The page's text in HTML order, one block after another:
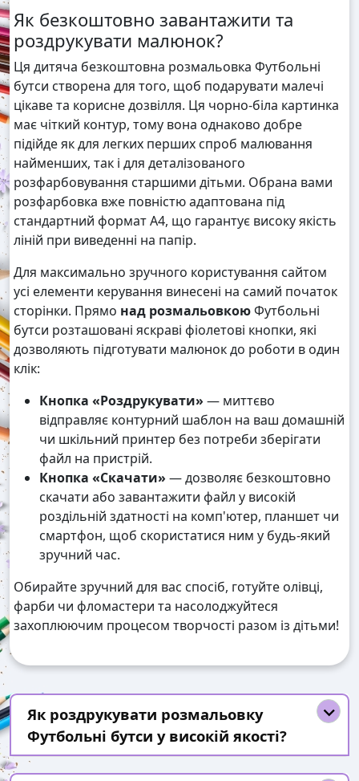
Як безкоштовно завантажити та
роздрукувати малюнок?
Ця дитяча безкоштовна розмальовка Футбольні
бутси створена для того, щоб подарувати малечі
цікаве та корисне дозвілля. Ця чорно-біла картинка
має чіткий контур, тому вона однаково добре
підійде як для легких перших спроб малювання
найменших, так і для деталізованого
розфарбовування старшими дітьми. Обрана вами
розфарбовка вже повністю адаптована під
стандартний формат А4, що гарантує високу якість
ліній при виведенні на папір.
Для максимально зручного користування сайтом
усі елементи керування винесені на самий початок
сторінки. Прямо над розмальовкоюФутбольні
бутси розташовані яскраві фіолетові кнопки, які
дозволяють підготувати малюнок до роботи в один
клік:
Кнопка «Роздрукувати» — миттєво
відправляє контурний шаблон на ваш домашній
чи шкільний принтер без потреби зберігати
файл на пристрій.
Кнопка «Скачати» — дозволяє безкоштовно
скачати або завантажити файл у високій
роздільній здатності на комп'ютер, планшет чи
смартфон, щоб скористатися ним у будь-який
зручний час.
Обирайте зручний для вас спосіб, готуйте олівці,
фарби чи фломастери та насолоджуйтеся
захоплюючим процесом творчості разом із дітьми!
Як роздрукувати розмальовку
Футбольні бутси у високій якості?